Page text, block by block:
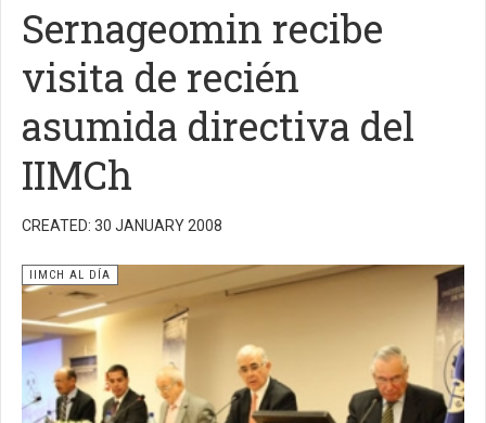
Sernageomin recibe
visita de recién
asumida directiva del
IIMCh
CREATED: 30 JANUARY 2008
IIMCH AL DÍA